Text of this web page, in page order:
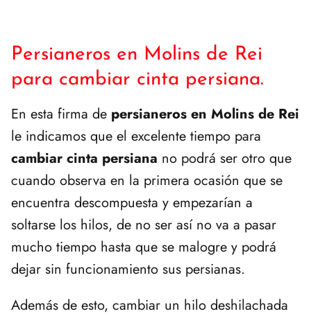
Persianeros en Molins de Rei
para cambiar cinta persiana.
En esta firma de persianeros en Molins de Rei
le indicamos que el excelente tiempo para
cambiar cinta persiana no podrá ser otro que
cuando observa en la primera ocasión que se
encuentra descompuesta y empezarían a
soltarse los hilos, de no ser así no va a pasar
mucho tiempo hasta que se malogre y podrá
dejar sin funcionamiento sus persianas.
Además de esto, cambiar un hilo deshilachada